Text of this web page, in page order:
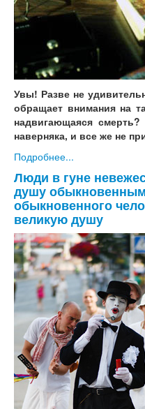
Увы! Разве не
обращает внимания на
надвигающаяся
наверняка, и все же не
Подробнее...
Люди в гуне
душу
обыкновенного
великую душу